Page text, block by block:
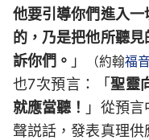
他要引導你們進入
的，乃是把他所聽
訴你們。 」 （約翰福音
也7次預言：「聖靈
就應當聽！ 」從預
聲説話，發表真理